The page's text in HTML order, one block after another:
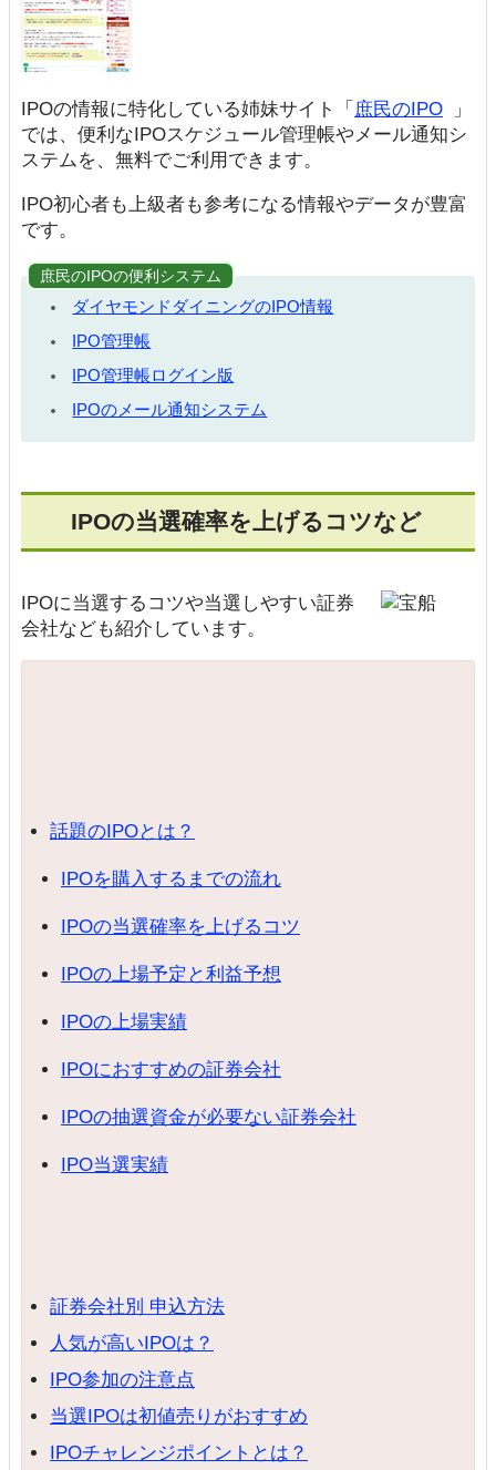
IPOの情報に特化している姉妹サイト「 庶民のIPO
」
では、便利なIPOスケジュール管理帳やメール通知シ
ステムを、無料でご利用できます。
IPO初心者も上級者も参考になる情報やデータが豊富
です。
庶民のIPOの便利システム
ダイヤモンドダイニングのIPO情報
IPO管理帳
IPO管理帳ログイン版
IPOのメール通知システム
IPOの当選確率を上げるコツなど
IPOに当選するコツや当選しやすい証券
会社なども紹介しています。
話題のIPOとは？
IPOを購入するまでの流れ
IPOの当選確率を上げるコツ
IPOの上場予定と利益予想
IPOの上場実績
IPOにおすすめの証券会社
IPOの抽選資金が必要ない証券会社
IPO当選実績
証券会社別 申込方法
人気が高いIPOは？
IPO参加の注意点
当選IPOは初値売りがおすすめ
IPOチャレンジポイントとは？